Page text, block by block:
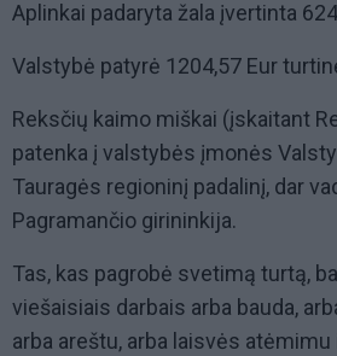
Aplinkai padaryta žala įvertinta
Valstybė patyrė 1204,57 Eur
Reksčių kaimo miškai (įskaitant
patenka į valstybės įmonės
Tauragės regioninį padalinį, dar
Pagramančio girininkija.
Tas, kas pagrobė svetimą turtą,
viešaisiais darbais arba bauda,
arba areštu, arba laisvės